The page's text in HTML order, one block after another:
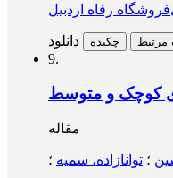
فروشگاه رفاه اردبیل
دانلود چکیده مرتبط
9.
کوچک و متوسط
مقاله
؛ توانازاده، سمیه ؛